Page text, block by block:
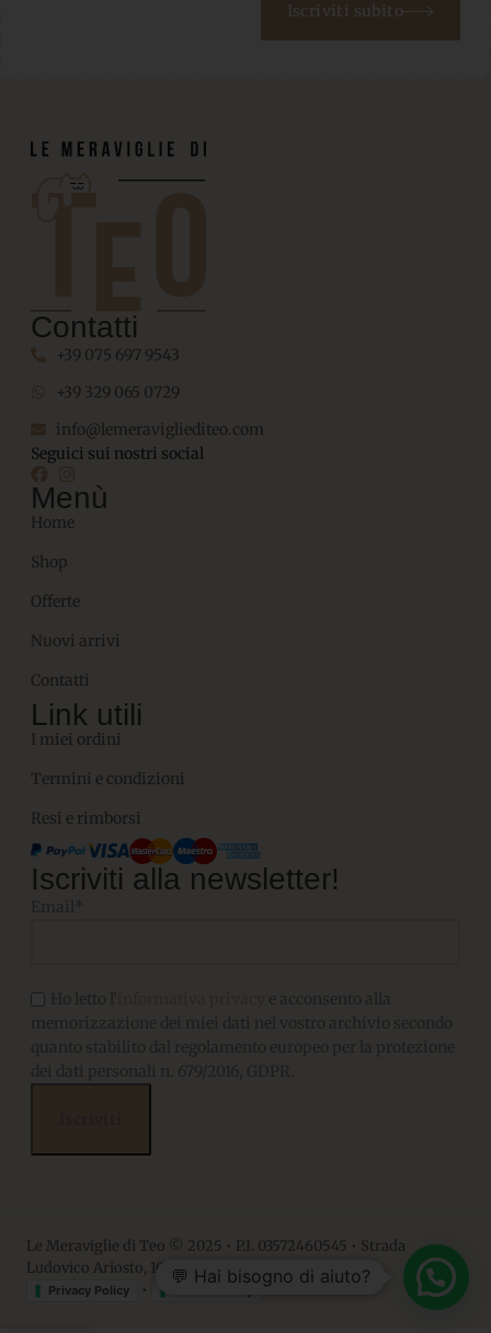
Iscriviti subito
Contatti
+39 075 697 9543
+39 329 065 0729
info@lemeravigliediteo.com
Seguici sui nostri social
Menù
Home
Shop
Offerte
Nuovi arrivi
Contatti
Link utili
I miei ordini
Termini e condizioni
Resi e rimborsi
Iscriviti alla newsletter!
Le Meraviglie di Teo © 2025 • P.I. 03572460545 • Strada
Ludovico Ariosto, 10 • 06063, Magione PG
Privacy Policy •
💬 Hai bisogno di aiuto?